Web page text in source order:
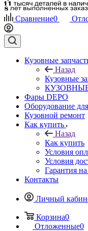
Сравнение0
Кузовные
Назад
Кузовные
Фары DEPO
Оборудование
Кузовной ремонт
Как купить
Назад
Как купить
Условия
Условия
Гарантия
Контакты
Личный
Корзина0
Отложенные0